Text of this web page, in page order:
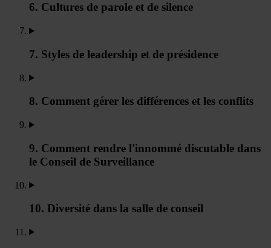
6. Cultures de parole et de silence
7. Styles de leadership et de présidence
8. Comment gérer les différences et les conflits
9. Comment rendre l'innommé discutable dans
le Conseil de Surveillance
10. Diversité dans la salle de conseil